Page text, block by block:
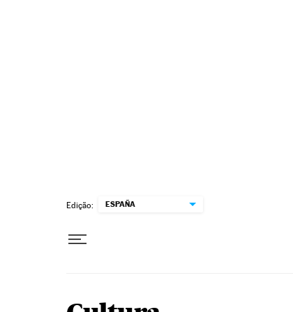
Edição: ESPAÑA